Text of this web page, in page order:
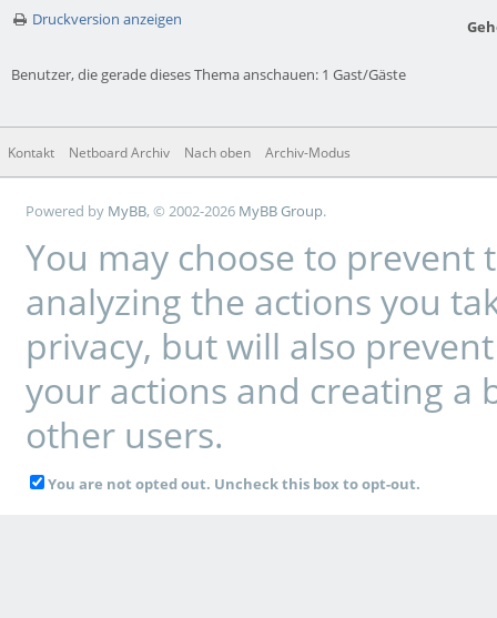
Druckversion anzeigen
Benutzer, die gerade dieses Thema anschauen: 1 Gast/Gäste
Kontakt Netboard Archiv Nach oben Archiv-Modus
Powered by MyBB, © 2002-2026 MyBB Group.
You may choose to
analyzing the actions you
privacy, but will also
your actions and creating a
other users.
You are not opted out. Uncheck this box to opt-out.